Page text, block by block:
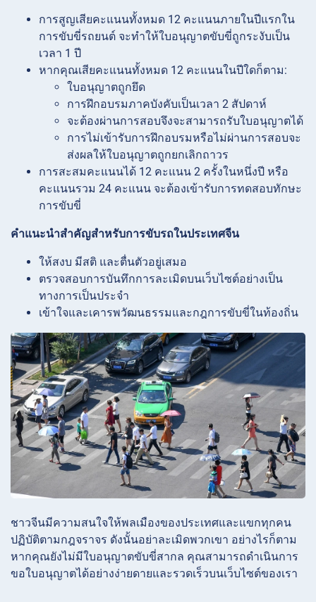
การสูญเสียคะแนนทั้งหมด 12 คะแนนภายในปีแรกใน
การขับขี่รถยนต์ จะทำให้ใบอนุญาตขับขี่ถูกระงับเป็น
เวลา 1 ปี
หากคุณเสียคะแนนทั้งหมด 12 คะแนนในปีใดก็ตาม:
ใบอนุญาตถูกยึด
การฝึกอบรมภาคบังคับเป็นเวลา 2 สัปดาห์
จะต้องผ่านการสอบจึงจะสามารถรับใบอนุญาตได้
การไม่เข้ารับการฝึกอบรมหรือไม่ผ่านการสอบจะ
ส่งผลให้ใบอนุญาตถูกยกเลิกถาวร
การสะสมคะแนนได้ 12 คะแนน 2 ครั้งในหนึ่งปี หรือ
คะแนนรวม 24 คะแนน จะต้องเข้ารับการทดสอบทักษะ
การขับขี่
คำแนะนำสำคัญสำหรับการขับรถในประเทศจีน
ให้สงบ มีสติ และตื่นตัวอยู่เสมอ
ตรวจสอบการบันทึกการละเมิดบนเว็บไซต์อย่างเป็น
ทางการเป็นประจำ
เข้าใจและเคารพวัฒนธรรมและกฎการขับขี่ในท้องถิ่น
ชาวจีนมีความสนใจให้พลเมืองของประเทศและแขกทุกคน
ปฏิบัติตามกฎจราจร ดังนั้นอย่าละเมิดพวกเขา อย่างไรก็ตาม
หากคุณยังไม่มีใบอนุญาตขับขี่สากล คุณสามารถดำเนินการ
ขอใบอนุญาตได้อย่างง่ายดายและรวดเร็วบนเว็บไซต์ของเรา